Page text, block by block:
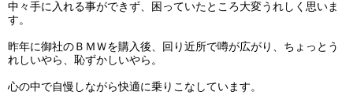
中々手に入れる事ができず、困っていたところ大変うれしく思いま
す。
昨年に御社のＢＭＷを購入後、回り近所で噂が広がり、ちょっとう
れしいやら、恥ずかしいやら。
心の中で自慢しながら快適に乗りこなしています。